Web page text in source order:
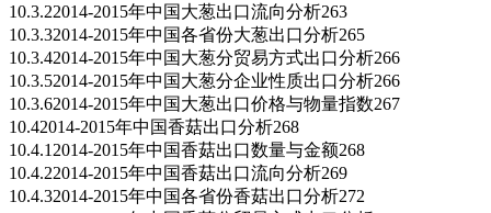
10.3.22014-2015年中国大葱出口流向分析263
10.3.32014-2015年中国各省份大葱出口分析265
10.3.42014-2015年中国大葱分贸易方式出口分析266
10.3.52014-2015年中国大葱分企业性质出口分析266
10.3.62014-2015年中国大葱出口价格与物量指数267
10.42014-2015年中国香菇出口分析268
10.4.12014-2015年中国香菇出口数量与金额268
10.4.22014-2015年中国香菇出口流向分析269
10.4.32014-2015年中国各省份香菇出口分析272